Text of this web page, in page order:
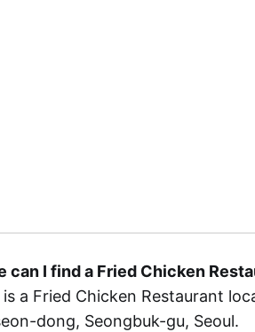
can I find a Fried Chicken
is a Fried Chicken Restaurant
dong, Seongbuk-gu, Seoul.